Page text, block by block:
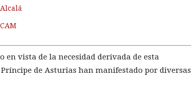
en vista de la necesidad derivada de esta
de Asturias han manifestado por diversas